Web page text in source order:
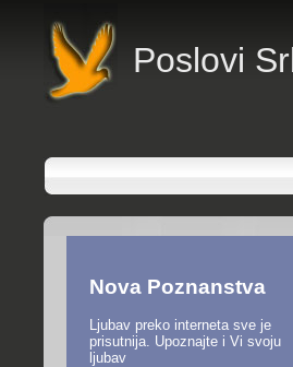
Poslovi
Nova Poznanstva
Ljubav preko interneta sve je
prisutnija. Upoznajte i Vi svoju
ljubav